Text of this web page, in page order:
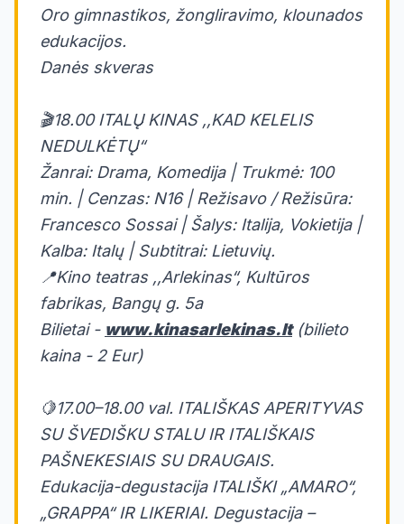
Oro gimnastikos, žongliravimo, klounados
edukacijos.
Danės skveras
🎬18.00 ITALŲ KINAS ,,KAD KELELIS
NEDULKĖTŲ“
Žanrai: Drama, Komedija | Trukmė: 100
min. | Cenzas: N16 | Režisavo / Režisūra:
Francesco Sossai | Šalys: Italija, Vokietija |
Kalba: Italų | Subtitrai: Lietuvių.
📍Kino teatras ,,Arlekinas“, Kultūros
fabrikas, Bangų g. 5a
Bilietai - www.kinasarlekinas.lt(bilieto
kaina - 2 Eur)
🍋17.00–18.00 val. ITALIŠKAS APERITYVAS
SU ŠVEDIŠKU STALU IR ITALIŠKAIS
PAŠNEKESIAIS SU DRAUGAIS.
Edukacija-degustacija ITALIŠKI „AMARO“,
„GRAPPA“ IR LIKERIAI. Degustacija –